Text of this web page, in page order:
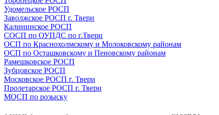
Удомельское РОСП
Заволжское РОСП г. Твери
Калининское РОСП
СОСП по ОУПДС по г.Твери
ОСП по Краснохолмскому и Молоковскому районам
ОСП по Осташковскому и Пеновскому районам
Рамешковское РОСП
Зубцовское РОСП
Московское РОСП г. Твери
Пролетарское РОСП г. Твери
МОСП по розыску